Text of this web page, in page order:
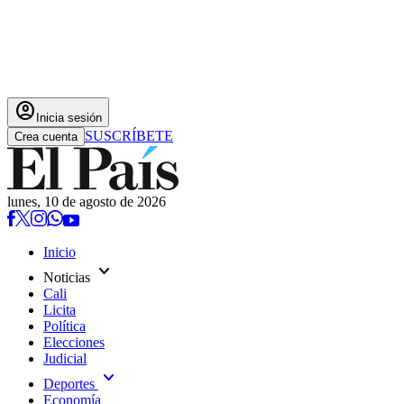
account_circle Inicia sesión
Crea cuenta SUSCRÍBETE
lunes, 10 de agosto de 2026
Inicio
Noticias expand_more
Cali
Licita
Política
Elecciones
Judicial
Deportes expand_more
Economía